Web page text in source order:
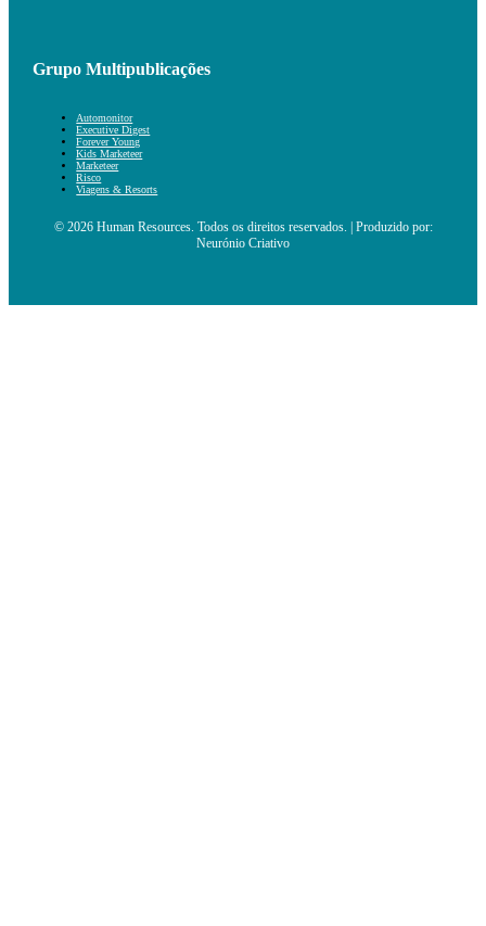
Grupo Multipublicações
Automonitor
Executive Digest
Forever Young
Kids Marketeer
Marketeer
Risco
Viagens & Resorts
© 2026 Human Resources. Todos os direitos reservados. | Produzido por:
Neurónio Criativo